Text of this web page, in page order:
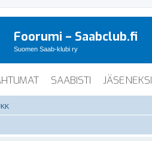
Foorumi – Saabclub.fi
Suomen Saab-klubi ry
SAABISTI JÄSENEKSI